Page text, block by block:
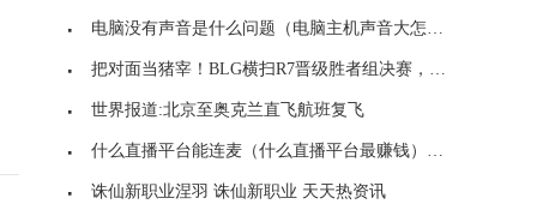
电脑没有声音是什么问题（电脑主机声音大怎么解决）
把对面当猪宰！BLG横扫R7晋级胜者组决赛，ELK：对面
世界报道:北京至奥克兰直飞航班复飞
什么直播平台能连麦（什么直播平台最赚钱）_环球热
诛仙新职业涅羽 诛仙新职业 天天热资讯